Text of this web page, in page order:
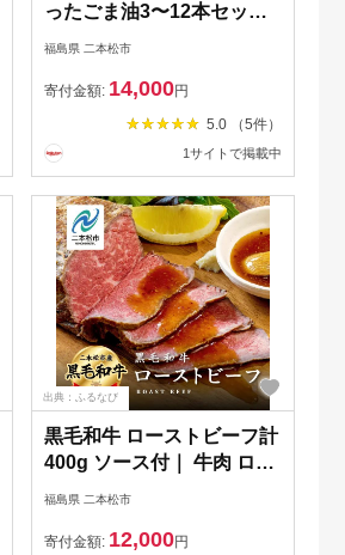
ったごま油3〜12本セット
≪玉締め圧搾一番搾り／添
油 胡麻油 ゴマ油 ごまあぶ
ら 純正 伝統製法 定期便 6
本 9本 人気 おすすめ 納税
福島 二本松市 送料無料
【株式会社たなつものカン
パニー】
福島県 二本松市
寄付金額: 14,000円
5.0 （5件）
1サイトで掲載中
出典：ふるなび
黒毛和牛 ローストビーフ計
400g ソース付｜ 牛肉 ロー
ストビーフ
福島県 二本松市
寄付金額: 12,000円